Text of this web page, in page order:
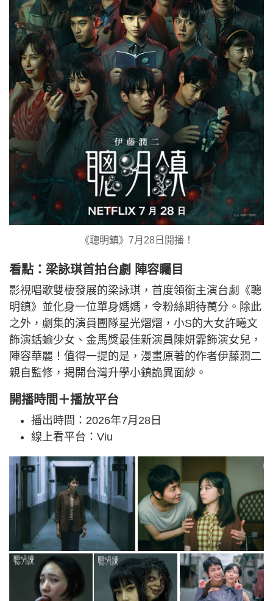
《聰明鎮》7月28日開播！
看點：梁詠琪首拍台劇 陣容矚目
影視唱歌雙棲發展的梁詠琪，首度領銜主演台劇《聰
明鎮》並化身一位單身媽媽，令粉絲期待萬分。除此
之外，劇集的演員團隊星光熠熠，小S的大女許曦文
飾演蛞蝓少女、金馬獎最佳新演員陳妍霏飾演女兒，
陣容華麗！值得一提的是，漫畫原著的作者伊藤潤二
親自監修，揭開台灣升學小鎮詭異面紗。
開播時間＋播放平台
播出時間：2026年7月28日
線上看平台：Viu